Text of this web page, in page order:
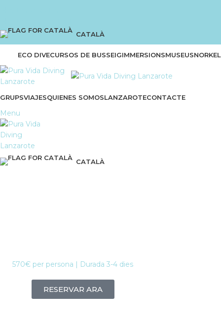
CATALÀ
ECO DIVECURSOS DE BUSSEIGIMMERSIONSMUSEUSNORKEL
GRUPSVIAJESQUIENES SOMOSLANZAROTECONTACTE
Menu
CATALÀ
570€ per persona | Durada 3-4 dies
RESERVAR ARA